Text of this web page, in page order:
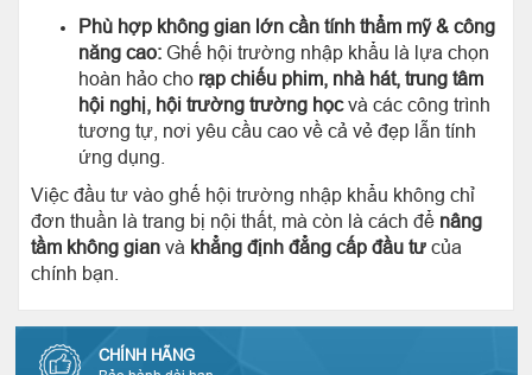
Phù hợp không gian lớn cần tính thẩm mỹ & công
năng cao: Ghế hội trường nhập khẩu là lựa chọn
hoàn hảo cho rạp chiếu phim, nhà hát, trung tâm
hội nghị, hội trường trường họcvà các công trình
tương tự, nơi yêu cầu cao về cả vẻ đẹp lẫn tính
ứng dụng.
Việc đầu tư vào ghế hội trường nhập khẩu không chỉ
đơn thuần là trang bị nội thất, mà còn là cách để nâng
tầm không gian và khẳng định đẳng cấp đầu tư của
chính bạn.
CHÍNH HÃNG